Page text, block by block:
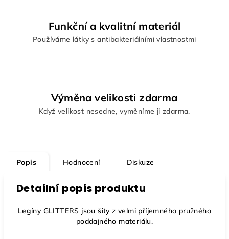
Funkční a kvalitní materiál
Používáme látky s antibakteriálními vlastnostmi
Výměna velikosti zdarma
Když velikost nesedne, vyměníme ji zdarma.
Popis Hodnocení Diskuze
Detailní popis produktu
Legíny GLITTERS jsou šity z velmi příjemného pružného
poddajného materiálu.